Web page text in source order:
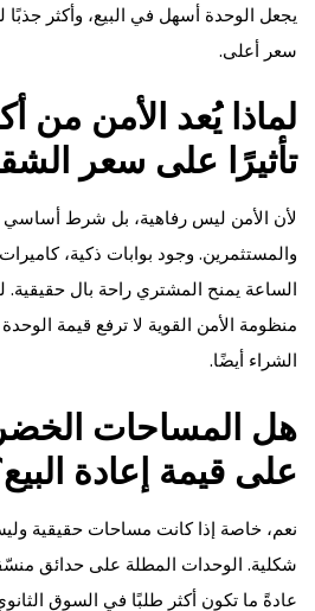
يجعل الوحدة أسهل في البيع، وأكثر
سعر أعلى.
لماذا يُعد الأمن من
تأثيرًا على سعر
لأن الأمن ليس رفاهية، بل شرط أساسي
والمستثمرين. وجود بوابات ذكية،
الساعة يمنح المشتري راحة بال حقيقية.
منظومة الأمن القوية لا ترفع قيمة
الشراء أيضًا.
هل المساحات
على قيمة إعادة
نعم، خاصة إذا كانت مساحات حقيقية
شكلية. الوحدات المطلة على حدائق
عادةً ما تكون أكثر طلبًا في السوق